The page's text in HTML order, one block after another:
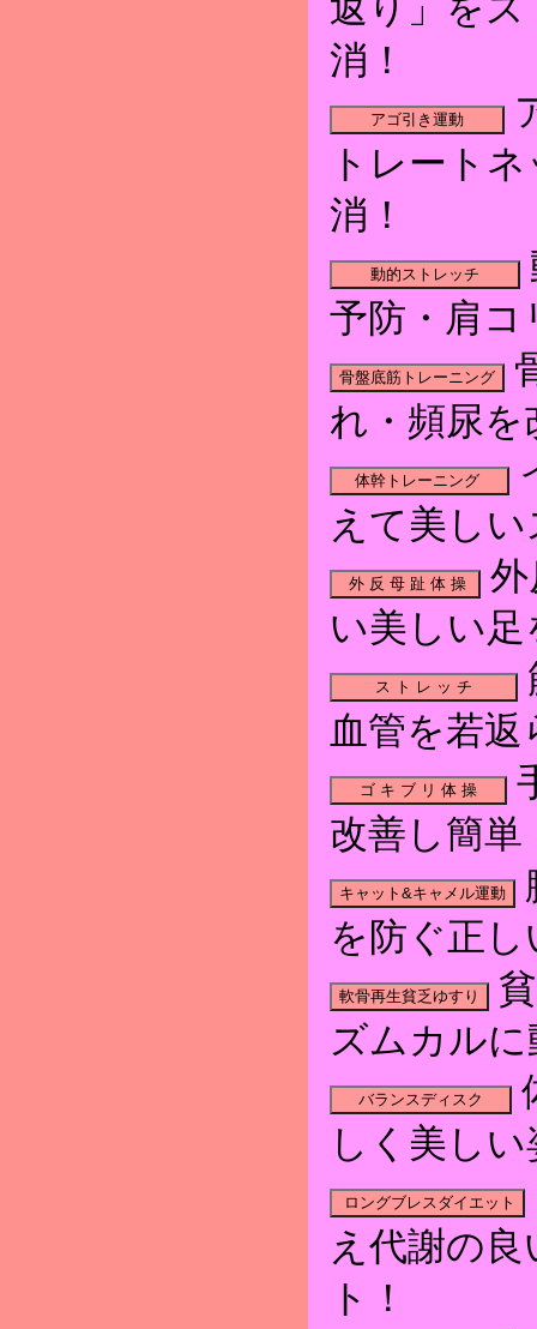
返り」を
消！
トレート
消！
予防・肩コ
れ・頻尿を
えて美し
い美しい足
血管を若
改善し簡単
を防ぐ正
ズムカル
しく美し
え代謝の
ト！